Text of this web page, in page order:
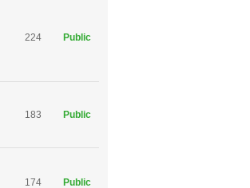
224 Public
183 Public
174 Public